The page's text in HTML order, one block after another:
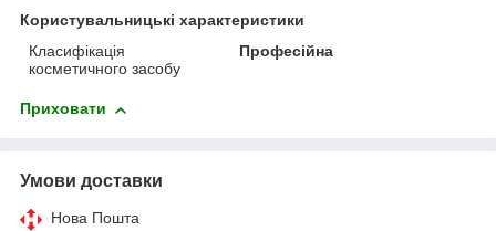
Користувальницькі характеристики
Класифікація
косметичного засобу
Професійна
Приховати
Умови доставки
Нова Пошта